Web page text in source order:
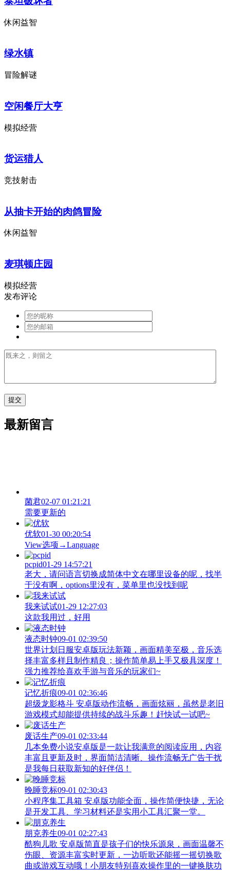
休闲益智
绿水镇
冒险解谜
空闲餐厅大亨
模拟经营
货运猎人
竞技射击
从抽卡开始的肉鸽冒险
休闲益智
麦琪顿庄园
模拟经营
发布评论
最新留言
菌君02-07 01:21:21
需要更新的
优软01-30 00:20:54
View‌选项→Language
pcpid01-29 14:57:21
老大，请问语言切换成简体中文在哪里设备的呢，找半
于没有啊，options里没有，菜单里也没找到呢
我来试试01-29 12:27:03
这款我用过，好用
液态时钟09-01 02:39:50
世界计划日服安卓版玩法新颖，画面精美至极，音乐选
择丰富多样且制作精良；操作简单易上手又极具深度！
强力推荐给喜欢手游与音乐的玩家们~
记忆折痕09-01 02:36:46
超级龙影格斗 安卓版动作流畅，画面炫丽，虽然是老旧
游戏模式却能提供持续的战斗乐趣！赶快试一试吧~
废话生产09-01 02:33:44
几本免费小说安卓版是一款让我满意的阅读应用，内容
丰富且更新及时，界面简洁清晰、操作流畅无广告干扰
是我每日获取新知的好伴侣！
晚睡竞标09-01 02:30:43
小程序集工具箱 安卓版功能全面，操作简便快捷，无论
是开发工具、学习材料还是实用小工具汇聚一堂。
朋克养生09-01 02:27:43
酷狗儿歌 安卓版简直是孩子们的快乐源泉，画面温馨不
伤眼、资源丰富实时更新，一边听歌还能摇一摇切换歌
曲或游戏互动哦！小朋友特别喜欢操作里的一键换肤功